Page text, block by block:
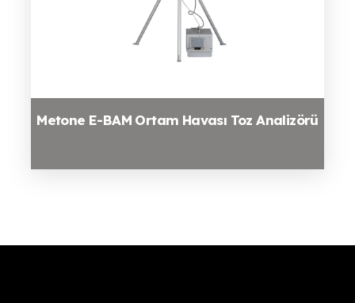
Metone E-BAM Ortam Havası Toz Analizörü